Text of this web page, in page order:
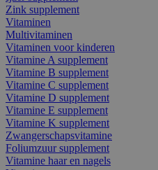
Zink supplement
Vitaminen
Multivitaminen
Vitaminen voor kinderen
Vitamine A supplement
Vitamine B supplement
Vitamine C supplement
Vitamine D supplement
Vitamine E supplement
Vitamine K supplement
Zwangerschapsvitamine
Foliumzuur supplement
Vitamine haar en nagels